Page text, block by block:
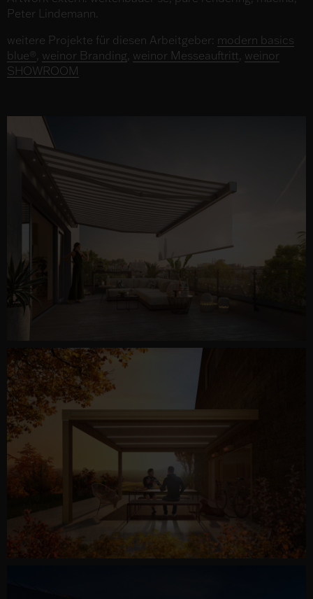
Peter Lindemann.
weitere Projekte für diesen Arbeitgeber: modern basics
blue® weinor Branding weinor Messeauftritt weinor
SHOWROOM